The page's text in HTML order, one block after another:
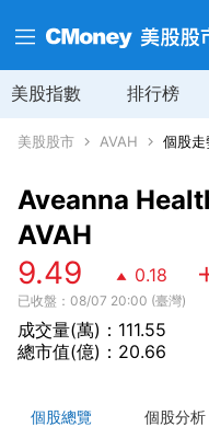
美股指數 排行榜
美股股市 AVAH 個股走
Aveanna
AVAH
9.49 0.18
已收盤：08/07 20:00 (臺灣)
成交量(萬)：111.55
總市值(億)：20.66
個股總覽 個股分析